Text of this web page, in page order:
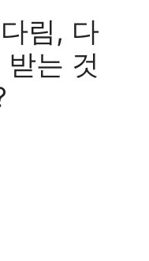
림, 다
는 것